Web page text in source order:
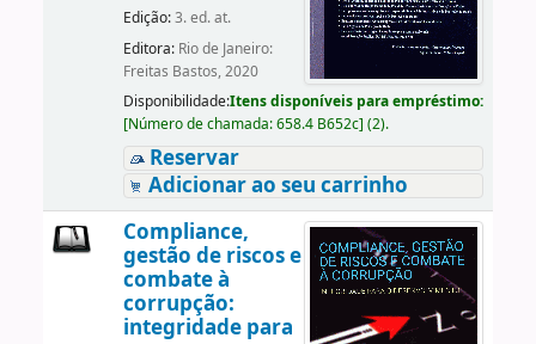
Edição:3. ed. at.
Editora: Rio de Janeiro:
Freitas Bastos, 2020
Disponibilidade:Itens disponíveis para empréstimo:
[Número de chamada:658.4 B652c] (2).
Reservar
Adicionar ao seu carrinho
Compliance,
gestão de riscos e
combate à
corrupção:
integridade para